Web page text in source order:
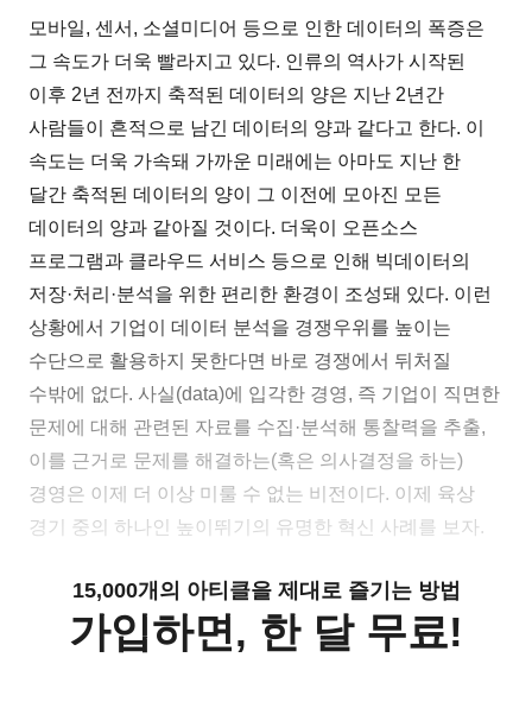
모바일, 센서, 소셜미디어 등으로 인한 데이터의 폭증은
그 속도가 더욱 빨라지고 있다. 인류의 역사가 시작된
이후 2년 전까지 축적된 데이터의 양은 지난 2년간
사람들이 흔적으로 남긴 데이터의 양과 같다고 한다. 이
속도는 더욱 가속돼 가까운 미래에는 아마도 지난 한
달간 축적된 데이터의 양이 그 이전에 모아진 모든
데이터의 양과 같아질 것이다. 더욱이 오픈소스
프로그램과 클라우드 서비스 등으로 인해 빅데이터의
저장·처리·분석을 위한 편리한 환경이 조성돼 있다. 이런
상황에서 기업이 데이터 분석을 경쟁우위를 높이는
수단으로 활용하지 못한다면 바로 경쟁에서 뒤처질
수밖에 없다. 사실(data)에 입각한 경영, 즉 기업이 직면한
문제에 대해 관련된 자료를 수집·분석해 통찰력을 추출,
이를 근거로 문제를 해결하는(혹은 의사결정을 하는)
경영은 이제 더 이상 미룰 수 없는 비전이다. 이제 육상
경기 중의 하나인 높이뛰기의 유명한 혁신 사례를 보자.
15,000개의 아티클을 제대로 즐기는 방법
가입하면, 한 달 무료!